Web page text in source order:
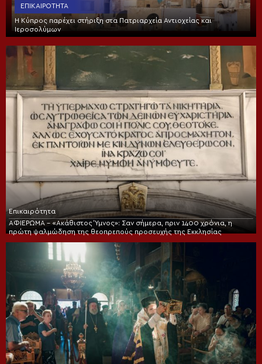
ΕΠΙΚΑΙΡΌΤΗΤΑ
Η Κύπρος παρέχει στήριξη στα Πατριαρχεία Αντιοχείας και
Ιεροσολύμων
Επικαιρότητα
ΑΦΙΕΡΩΜΑ – «Ακάθιστος Ύμνος»: Σαν σήμερα, πριν 1400 χρόνια, η
πρώτη ψαλμώδηση της θεοπρεπούς προσευχής της Εκκλησίας